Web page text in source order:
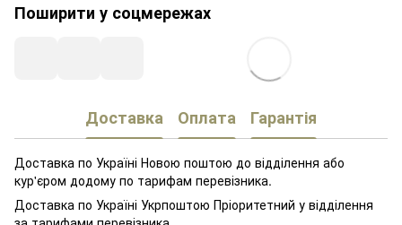
Поширити у соцмережах
Доставка Оплата Гарантія
Доставка по Україні Новою поштою до відділення або
кур'єром додому по тарифам перевізника.
Доставка по Україні Укрпоштою Пріоритетний у відділення